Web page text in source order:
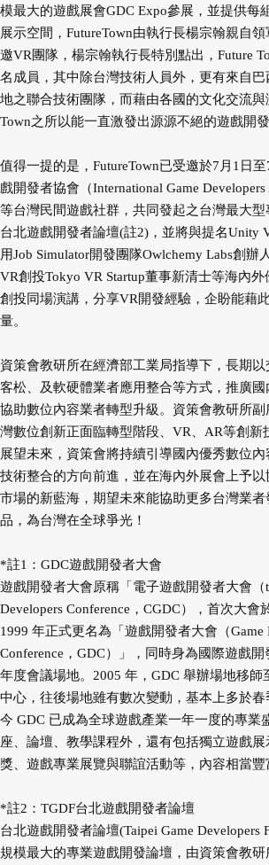
模最大的遊戲展會GDC Expo參展，並提供每
展示空間，FutureTown由執行長楊宗翰親自
邀VR團隊，楊宗翰執行長特別點出，Future
名成員，其中除台灣技術人員外，更有來自
地之聯合技術團隊，而藉由各國的文化交流與
Town之所以能一直激發出源源不絕的遊戲開
值得一提的是，FutureTown已受邀於7月1日
戲開發者協會（International Game Developers
等台灣民間遊戲社群，共同發起之台灣最大
台北遊戲開發者論壇(註2)，並將與提名Unity
用Job Simulator開發團隊Owlchemy Labs創辦
VR創投Tokyo VR Startup董事新清士等海內
創投同場演講，分享VR開發經驗，企盼能藉
量。
資策會教研所在經濟部工業局指導下，長期
客松、及軟硬體業者應用整合等方式，推廣國
協助數位內容業者轉型升級。資策會教研所
灣數位創新正面臨轉型階段、VR、AR等創新
展望未來，資策會將持續引導國內優秀數位
技術整合的方向前進，並在海內外展會上予
市場的新藍海，期望未來能協助更多台灣業
品，為台灣在全球爭光！
*註1：GDC遊戲開發者大會
遊戲開發者大會原稱「電子遊戲開發者大會（
Developers Conference，CGDC），首次大會
1999 年正式更名為「遊戲開發者大會（Game
Conference，GDC）」，同時身為國際遊戲
年度會議場地。2005 年，GDC 舉辦場地移師
中心，往後場地雖有數次變動，基本上多於
今 GDC 已成為全球遊戲產業一年一度的專業
座、論壇、教學課程外，還有包括獨立遊戲
獎、遊戲專業展覽與聯誼活動等，內容相當豐
*註2：TGDF台北遊戲開發者論壇
台北遊戲開發者論壇(Taipei Game Developers
規模最大的專業遊戲開發論壇，由資策會教